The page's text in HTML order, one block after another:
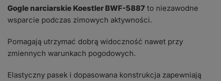
Gogle narciarskie Koestler BWF-5887 to niezawodne
wsparcie podczas zimowych aktywności.
Pomagają utrzymać dobrą widoczność nawet przy
zmiennych warunkach pogodowych.
Elastyczny pasek i dopasowana konstrukcja zapewniają